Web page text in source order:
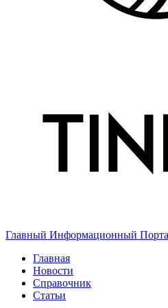
Главный Информационный
Главная
Новости
Справочник
Статьи